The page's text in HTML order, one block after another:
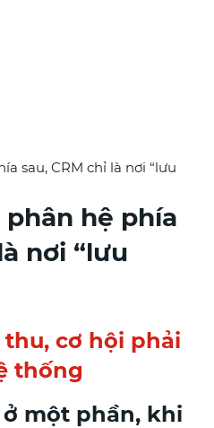
hệ phía
nơi “lưu
cơ hội phải
thống
một phần, khi